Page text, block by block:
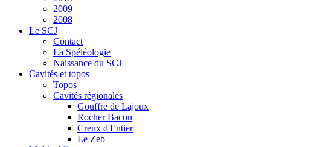
2009
2008
Le SCJ
Contact
La Spéléologie
Naissance du SCJ
Cavités et topos
Topos
Cavités régionales
Gouffre de Lajoux
Rocher Bacon
Creux d'Entier
Le Zeb